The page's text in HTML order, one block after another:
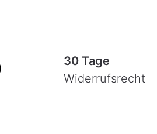
30 Tage
Widerrufsrecht